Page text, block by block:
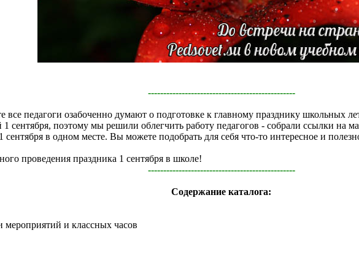
------------------------------------------------
все педагоги озабоченно думают о подготовке к главному празднику школьных
сентября, поэтому мы решили облегчить работу педагогов - собрали ссылки на
сентября в одном месте. Вы можете подобрать для себя что-то интересное и
проведения праздника 1 сентября в школе!
------------------------------------------------
Содержание каталога:
мероприятий и классных часов